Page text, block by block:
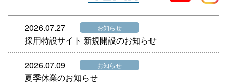
2026.07.27 お知らせ
採用特設サイト 新規開設のお知らせ
2026.07.09 お知らせ
夏季休業のお知らせ